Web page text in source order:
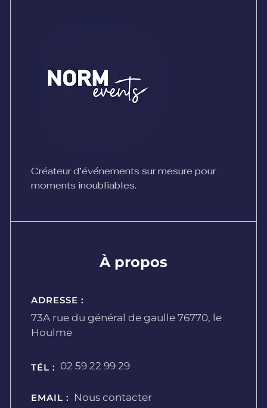
Créateur d’événements sur mesure pour
moments inoubliables.
À propos
ADRESSE :
73A rue du général de gaulle 76770, le
Houlme
TÉL : 02 59 22 99 29
EMAIL : Nous contacter